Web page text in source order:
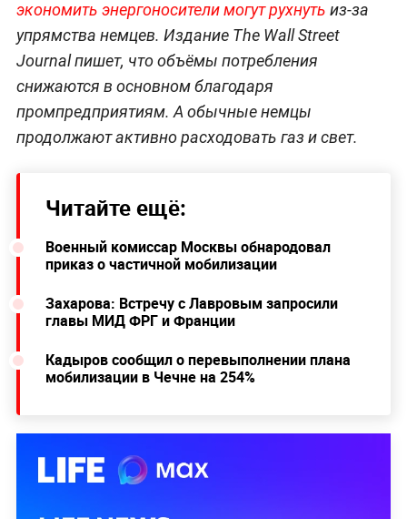
экономить энергоносители могут рухнуть из-за
упрямства немцев. Издание The Wall Street
Journal пишет, что объёмы потребления
снижаются в основном благодаря
промпредприятиям. А обычные немцы
продолжают активно расходовать газ и свет.
Читайте ещё:
Военный комиссар Москвы обнародовал
приказ о частичной мобилизации
Захарова: Встречу с Лавровым запросили
главы МИД ФРГ и Франции
Кадыров сообщил о перевыполнении плана
мобилизации в Чечне на 254%